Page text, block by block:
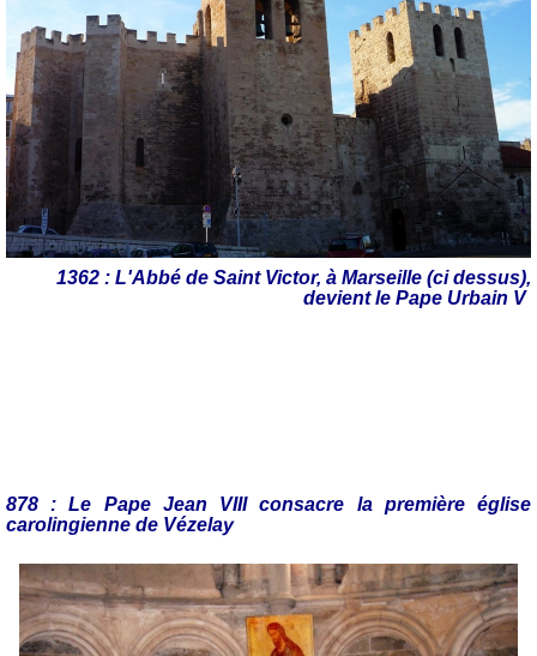
1362 : L'Abbé de Saint Victor, à Marseille (ci dessus),
devient le Pape Urbain V
878 : Le Pape Jean VIII consacre la première église
carolingienne de Vézelay